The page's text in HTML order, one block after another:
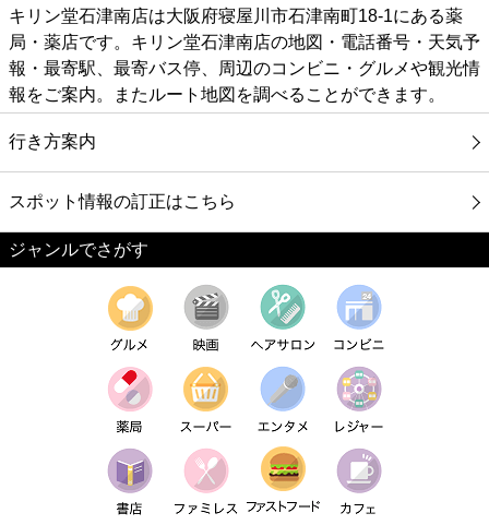
キリン堂石津南店は大阪府寝屋川市石津南町18-1にある薬
局・薬店です。キリン堂石津南店の地図・電話番号・天気予
報・最寄駅、最寄バス停、周辺のコンビニ・グルメや観光情
報をご案内。またルート地図を調べることができます。
行き方案内
スポット情報の訂正はこちら
ジャンルでさがす